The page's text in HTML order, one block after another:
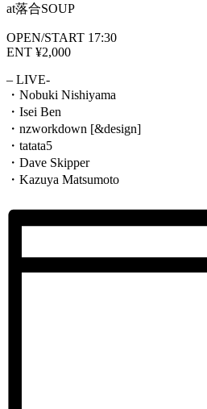
at落合SOUP
OPEN/START 17:30
ENT ¥2,000
– LIVE-
・Nobuki Nishiyama
・Isei Ben
・nzworkdown [&design]
・tatata5
・Dave Skipper
・Kazuya Matsumoto